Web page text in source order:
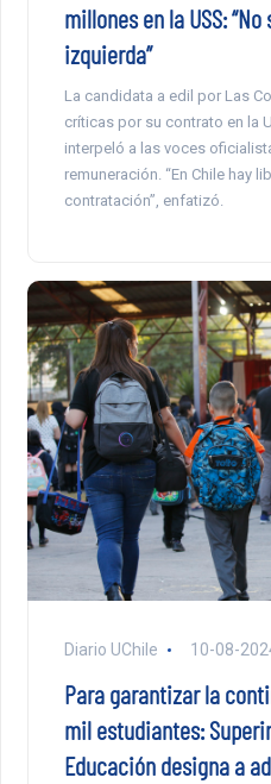
millones en la USS:
izquierda”
La candidata a edil por Las
críticas por su contrato en la
interpeló a las voces
remuneración. “En Chile hay
contratación”, enfatizó.
Diario UChile 10-08-
Para garantizar la
mil estudiantes:
Educación designa a